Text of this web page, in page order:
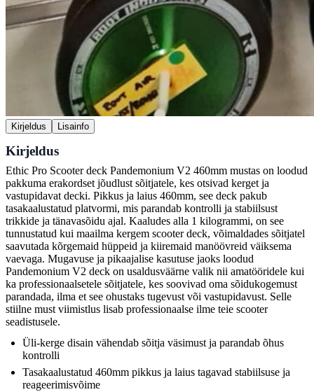
Kirjeldus Lisainfo
Kirjeldus
Ethic Pro Scooter deck Pandemonium V2 460mm mustas on loodud
pakkuma erakordset jõudlust sõitjatele, kes otsivad kerget ja
vastupidavat decki. Pikkus ja laius 460mm, see deck pakub
tasakaalustatud platvormi, mis parandab kontrolli ja stabiilsust
trikkide ja tänavasõidu ajal. Kaaludes alla 1 kilogrammi, on see
tunnustatud kui maailma kergem scooter deck, võimaldades sõitjatel
saavutada kõrgemaid hüppeid ja kiiremaid manöövreid väiksema
vaevaga. Mugavuse ja pikaajalise kasutuse jaoks loodud
Pandemonium V2 deck on usaldusväärne valik nii amatööridele kui
ka professionaalsetele sõitjatele, kes soovivad oma sõidukogemust
parandada, ilma et see ohustaks tugevust või vastupidavust. Selle
stiilne must viimistlus lisab professionaalse ilme teie scooter
seadistusele.
Üli-kerge disain vähendab sõitja väsimust ja parandab õhus
kontrolli
Tasakaalustatud 460mm pikkus ja laius tagavad stabiilsuse ja
reageerimisvõime